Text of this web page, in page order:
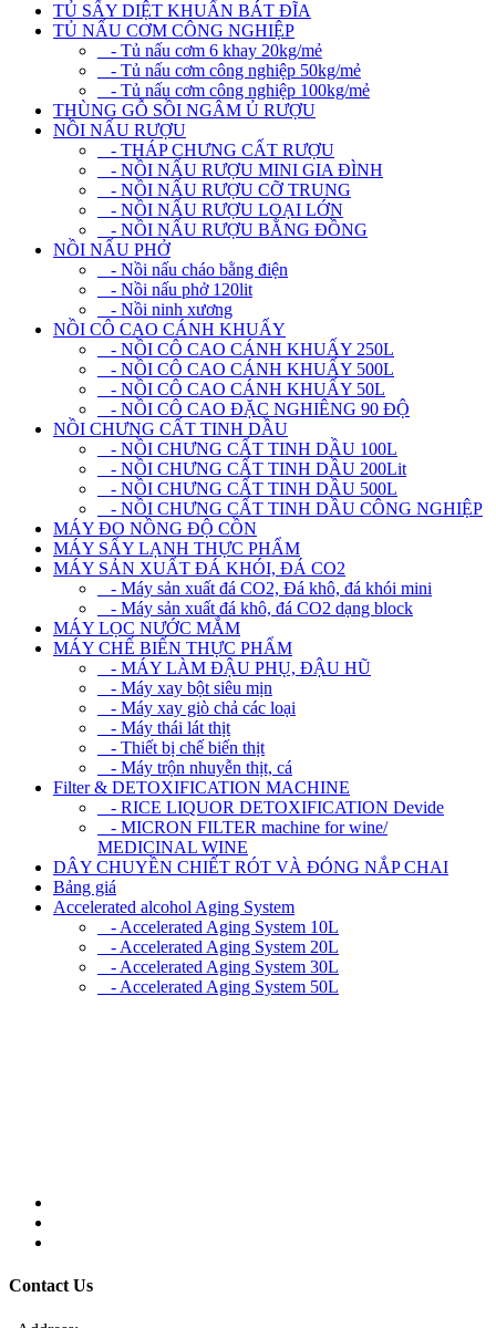
TỦ SẤY DIỆT KHUẨN BÁT ĐĨA
TỦ NẤU CƠM CÔNG NGHIỆP
- Tủ nấu cơm 6 khay 20kg/mẻ
- Tủ nấu cơm công nghiệp 50kg/mẻ
- Tủ nấu cơm công nghiệp 100kg/mẻ
THÙNG GỖ SỒI NGÂM Ủ RƯỢU
NỒI NẤU RƯỢU
- THÁP CHƯNG CẤT RƯỢU
- NỒI NẤU RƯỢU MINI GIA ĐÌNH
- NỒI NẤU RƯỢU CỠ TRUNG
- NỒI NẤU RƯỢU LOẠI LỚN
- NỒI NẤU RƯỢU BẰNG ĐỒNG
NỒI NẤU PHỞ
- Nồi nấu cháo bằng điện
- Nồi nấu phở 120lit
- Nồi ninh xương
NỒI CÔ CAO CÁNH KHUẤY
- NỒI CÔ CAO CÁNH KHUẤY 250L
- NỒI CÔ CAO CÁNH KHUẤY 500L
- NỒI CÔ CAO CÁNH KHUẤY 50L
- NỒI CÔ CAO ĐẶC NGHIÊNG 90 ĐỘ
NỒI CHƯNG CẤT TINH DẦU
- NỒI CHƯNG CẤT TINH DẦU 100L
- NỒI CHƯNG CẤT TINH DẦU 200Lit
- NỒI CHƯNG CẤT TINH DẦU 500L
- NỒI CHƯNG CẤT TINH DẦU CÔNG NGHIỆP
MÁY ĐO NỒNG ĐỘ CỒN
MÁY SẤY LẠNH THỰC PHẨM
MÁY SẢN XUẤT ĐÁ KHÓI, ĐÁ CO2
- Máy sản xuất đá CO2, Đá khô, đá khói mini
- Máy sản xuất đá khô, đá CO2 dạng block
MÁY LỌC NƯỚC MẮM
MÁY CHẾ BIẾN THỰC PHẨM
- MÁY LÀM ĐẬU PHỤ, ĐẬU HŨ
- Máy xay bột siêu mịn
- Máy xay giò chả các loại
- Máy thái lát thịt
- Thiết bị chế biến thịt
- Máy trộn nhuyễn thịt, cá
Filter & DETOXIFICATION MACHINE
- RICE LIQUOR DETOXIFICATION Devide
- MICRON FILTER machine for wine/
MEDICINAL WINE
DÂY CHUYỀN CHIẾT RÓT VÀ ĐÓNG NẮP CHAI
Bảng giá
Accelerated alcohol Aging System
- Accelerated Aging System 10L
- Accelerated Aging System 20L
- Accelerated Aging System 30L
- Accelerated Aging System 50L
Contact Us